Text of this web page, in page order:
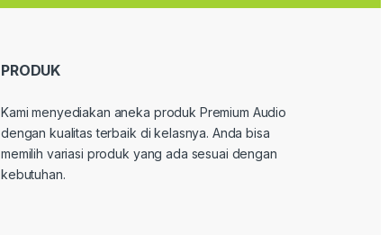
PRODUK
Kami menyediakan aneka produk Premium Audio
dengan kualitas terbaik di kelasnya. Anda bisa
memilih variasi produk yang ada sesuai dengan
kebutuhan.